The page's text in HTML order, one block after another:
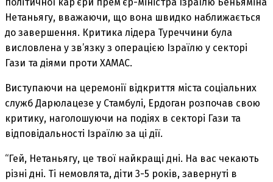
Нетаньягу, вважаючи, що вона швидко наближається
до завершення. Критика лідера Туреччини була
висловлена у зв’язку з операцією Ізраїлю у секторі
Гази та діями проти ХАМАС.
Виступаючи на церемонії відкриття міста соціальних
служб Дарюлацезе у Стамбулі, Ердоган розпочав свою
критику, наголошуючи на подіях в секторі Гази та
відповідальності Ізраїлю за ці дії.
“Гей, Нетаньягу, це твої найкращі дні. На вас чекають
різні дні. Ті немовлята, діти 3-5 років, завернуті в